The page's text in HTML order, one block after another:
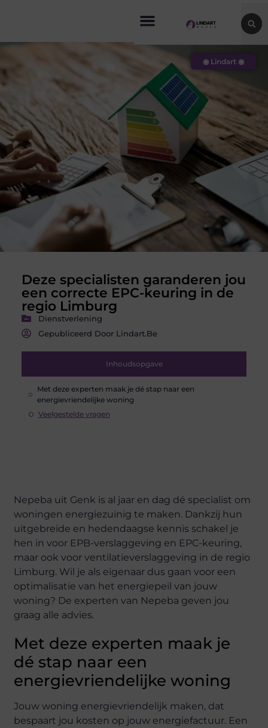
Deze specialisten garanderen jou
een correcte EPC-keuring in de
regio Limburg
Dienstverlening
Gepubliceerd Door Lindart.be
Inhoudsopgave
Met deze experten maak je dé stap naar een
energievriendelijke woning
Veelgestelde vragen
◉ Lindart ◉
Nepeba uit Genk is al jaar en dag dé specialist om
woningen energiezuinig te maken. Dankzij hun
uitgebreide en hedendaagse kennis schakel je
hen in voor EPB-verslaggeving en EPC-keuring,
maar ook voor ventilatieverslaggeving in de regio
Limburg. Wil je als eigenaar dus gaan voor een
optimalisatie van het energiepeil van jouw
woning? De experten van Nepeba geven jou
graag alle advies.
Met deze experten maak je
dé stap naar een
energievriendelijke woning
Jouw woning energievriendelijk maken, dat
bespaart jou kosten op jouw energiefactuur. Een